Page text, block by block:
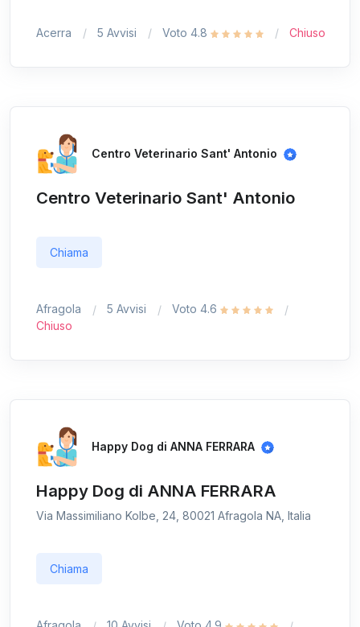
Acerra 5 Avvisi Voto 4.8 Chiuso
Centro Veterinario Sant' Antonio
Centro Veterinario Sant' Antonio
Chiama
Afragola 5 Avvisi
Voto 4.6
Chiuso
Happy Dog di ANNA FERRARA
Happy Dog di ANNA FERRARA
Via Massimiliano Kolbe, 24, 80021 Afragola NA, Italia
Chiama